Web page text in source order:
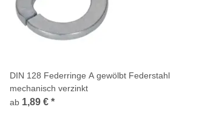
DIN 128 Federringe A gewölbt Federstahl
mechanisch verzinkt
ab 1,89 € *